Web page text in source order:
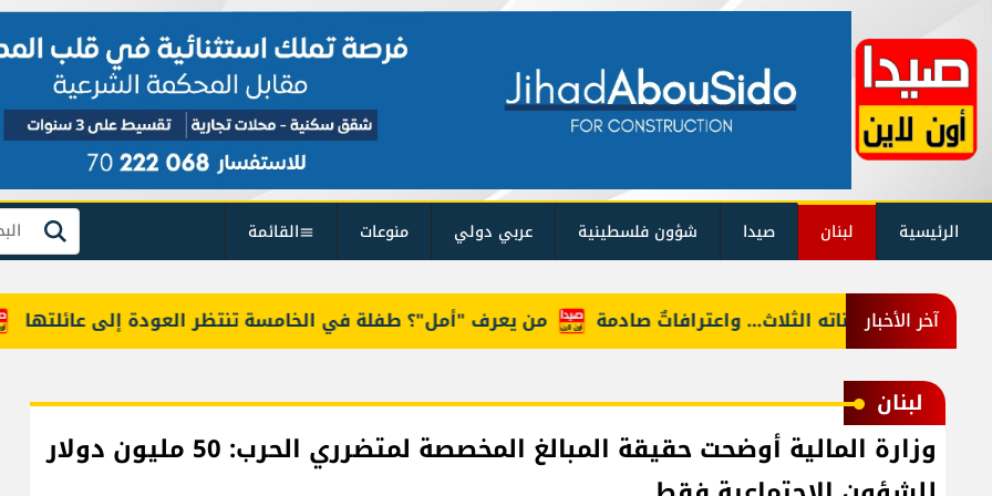
الرئيسية لبنان صيدا شؤون فلسطينية عربي دولي منوعات القائمة بحث
آخر الأخبار من يعرف "أمل"؟ طفلة في الخامسة تنتظر العودة إلى عائلتها على بناته الثلاث… واعترافاتٌ صادمة
لبنان
وزارة المالية أوضحت حقيقة المبالغ المخصصة لمتضرري الحرب: 50 مليون دولار